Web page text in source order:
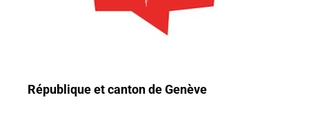
République et canton de Genève